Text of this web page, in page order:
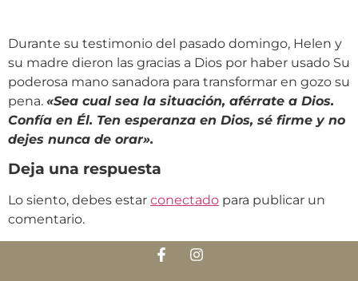
Durante su testimonio del pasado domingo, Helen y
su madre dieron las gracias a Dios por haber usado Su
poderosa mano sanadora para transformar en gozo su
pena. «Sea cual sea la situación, aférrate a Dios.
Confía en Él. Ten esperanza en Dios, sé firme y no
dejes nunca de orar».
Deja una respuesta
Lo siento, debes estar conectado para publicar un
comentario.